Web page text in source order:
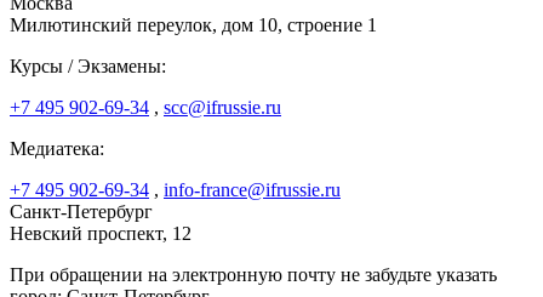
Милютинский переулок, дом 10, строение 1
Курсы / Экзамены:
+7 495 902-69-34 , scc@ifrussie.ru
Медиатека:
+7 495 902-69-34 , info-france@ifrussie.ru
Санкт-Петербург
Невский проспект, 12
При обращении на электронную почту не забудьте указать